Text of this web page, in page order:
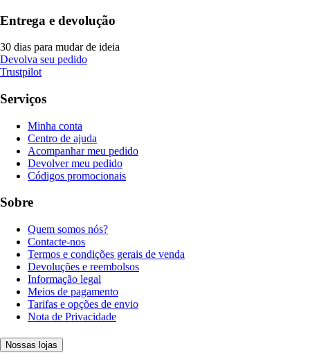
Entrega e devolução
30 dias para mudar de ideia
Devolva seu pedido
Trustpilot
Serviços
Minha conta
Centro de ajuda
Acompanhar meu pedido
Devolver meu pedido
Códigos promocionais
Sobre
Quem somos nós?
Contacte-nos
Termos e condições gerais de venda
Devoluções e reembolsos
Informação legal
Meios de pagamento
Tarifas e opções de envio
Nota de Privacidade
Nossas lojas